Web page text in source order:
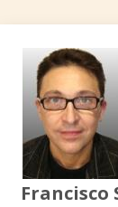
Francisco